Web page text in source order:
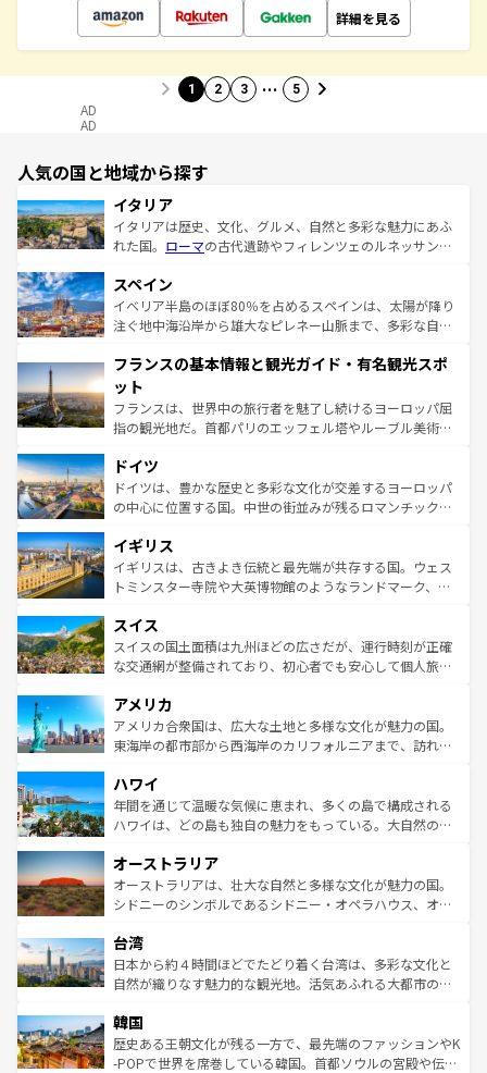
詳細を見る
1 2 3 … 5
AD
AD
人気の国と地域から探す
イタリア
イタリアは歴史、文化、グルメ、自然と多彩な魅力にあふ
れた国。 ローマの古代遺跡やフィレンツェのルネッサンス
ろん、トスカーナの美しい田園風景やアマルフィ海岸の絶
景など、自然景観も見逃せない。観光の合間には、本場の
ピザやパスタなど、絶品のイタリア料理を堪能することも
ませてくれるイタリアで、忘れられない旅をしてみよう！
なお、新着のイタリア情報は
しい。
スペイン
イベリア半島のほぼ80％を占めるスペインは、太陽が降り
注ぐ地中海沿岸から雄大なピレネー山脈まで、多彩な自然
文化が根付くこの国では、情熱的なフラメンコ、熱気あふ
れる闘牛、そして美味しいタパスが生活の一部となってい
る。首都マドリードの洗練された雰囲気や、バルセロナの
アートに溢れた街角から、地方では古代ローマ遺跡や中世
せる。地方によって風土や気候が異なるスペインはその個
性で訪れる人を魅了する。 なお、新着のスペイン情報は コ
ンテンツ一覧を参照してほしい。
フランスの基本情報と観光ガイド・有名観光スポ
ット
フランスは、世界中の旅行者を魅了し続けるヨーロッパ屈
指の観光地だ。首都パリのエッフェル塔やルーブル美術館
で、幅広い魅力が詰まっている。華麗な宮殿、歴史的な大
聖堂、美しいビーチ、そして豊かな自然が、訪れる者を心
から魅了する。また、フランスは美食の国としても知ら
いる。シャンパンの発祥地であるランス、プロヴァンスの
香り高いラベンダー畑など、多彩な楽しみ方が可能だ。さ
らに、パリ以外の地域にも魅力が溢れており、どの街角に
れる地方に足を運ぶとそれぞれで全く異なる文化を体験で
きるだろう。 なお、新着のフランス情報はコンテンツ一覧
を参照してほしい。
ドイツ
ドイツは、豊かな歴史と多彩な文化が交差するヨーロッパ
の中心に位置する国。中世の街並みが残るロマンチック街
顔を持つこの国は、どこを歩いても飽きることがない。ベ
ルリンの文化的活気、バイエルン州のアルプスの絶景、そ
してライン川沿いのワイン畑といった風景は必見。ビール
は、お酒好きな人にはぜひ体験してほしい。 なお、新着の
ドイツ情報はコンテンツ一覧を参照してほしい。
イギリス
イギリスは、古きよき伝統と最先端が共存する国。ウェス
トミンスター寺院や大英博物館のようなランドマーク、歴
リアごとに異なる魅力がある。また、優雅なアフタヌーン
ティー、ビール好きにはたまらない英国パブ、サッカー観
戦など、本場だからこそできる体験も豊富。イギリスを旅
ンツ一覧を参照してほしい。
スイス
スイスの国土面積は九州ほどの広さだが、運行時刻が正確
な交通網が整備されており、初心者でも安心して個人旅行
の建物がそのまま残る町や、スイスならではのユニークな
博物館もあり、アルプス観光だけでなく町歩きも満喫する
ことができる。国民の所得が高いため物価も高いが、旅行
ば市内交通費無料で観光を楽しむこともできる。 なお、新
着のスイス情報はコンテンツ一覧 を参照してほしい。
アメリカ
アメリカ合衆国は、広大な土地と多様な文化が魅力の国。
東海岸の都市部から西海岸のカリフォルニアまで、訪れる
のような巨大都市は、観光、ショッピング、エンターテイ
ンメントが詰まった刺激的なスポットだ。一方、アメリカ
西部には大自然が広がり、グランドキャニオンやイエロー
部のニューオーリンズでは、音楽と美食が融合した独特の
文化が魅力。旅行者はアメリカの各地域で異なる魅力を楽
しみながら、その多様性と豊かな歴史を感じることができ
ならではの贅沢な旅のスタイルだ。 なお、新着のアメリカ
情報はコンテンツ一覧を参照してほしい。
ハワイ
年間を通じて温暖な気候に恵まれ、多くの島で構成される
ハワイは、どの島も独自の魅力をもっている。大自然の神
ワイ島は見逃せない。また、定番の観光地といえばオアフ
島だが、静かな自然を求めるならマウイ島やカウアイ島が
おすすめ。エメラルドグリーンに輝く海をはじめ、豊かな
れるおもてなしの心で訪れる人々を迎えてくれるハワイの
人々、おいしいローカルフードやハワイアンミュージッ
ク、伝統的なフラダンスなど、すべてがハワイの魅力を彩
ワイを、存分に味わってほしい。 なお、新着のハワイ情報
はコンテンツ一覧を参照してほしい。
オーストラリア
オーストラリアは、壮大な自然と多様な文化が魅力の国。
シドニーのシンボルであるシドニー・オペラハウス、オー
リアリーフや大陸中央部にそびえるウルル（エアーズロッ
ク）、タスマニアの美しい原生林やケアンズの熱帯雨林な
ど、見どころがたくさん。また、カフェやワイン、オージ
いる。アクティビティも充実しており、サーフィンやダイ
ビング、ハイキングなど、アウトドア好きにはたまらな
い。オーストラリアの多彩な魅力を存分に味わいつくそ
台湾
日本から約４時間ほどでたどり着く台湾は、多彩な文化と
自然が織りなす魅力的な観光地。活気あふれる大都市の台
ン）、静ひつな山岳地帯である台湾東部など、都市の喧騒
と山間の静けさが共存しており、訪れる人に新しい発見と
驚きをもたらしてくれる。また、奥深い台湾の食文化も魅
韓国
歴史ある王朝文化が残る一方で、最先端のファッションやK
-POPで世界を席巻している韓国。首都ソウルの宮殿や伝統